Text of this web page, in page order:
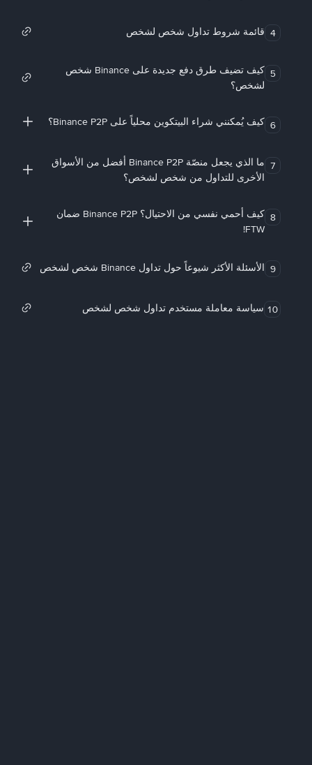
4 قائمة شروط تداول شخص لشخص
5
كيف تضيف طرق دفع جديدة على Binance شخص
لشخص؟
6 كيف يُمكنني شراء البيتكوين محلياً على Binance P2P؟
7
ما الذي يجعل منصّة Binance P2P أفضل من الأسواق
الأخرى للتداول من شخص لشخص؟
8
كيف أحمي نفسي من الاحتيال؟ Binance P2P ضمان
FTW!
9 الأسئلة الأكثر شيوعاً حول تداول Binance شخص لشخص
10 سياسة معاملة مستخدم تداول شخص لشخص